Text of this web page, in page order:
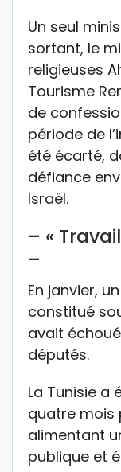
Un seul
sortant, le
religieuses
Tourisme
de
période de
été écarté,
défiance
Israël.
– «
–
En janvier,
constitué
avait
députés.
La Tunisie a
quatre mois
alimentant
publique et